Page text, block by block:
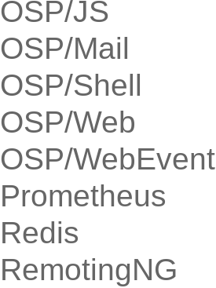
OSP/JS
OSP/Mail
OSP/Shell
OSP/Web
OSP/WebEvent
Prometheus
Redis
RemotingNG